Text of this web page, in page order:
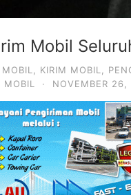
Mobil
KIRIM MOBIL
MOBIL
· NOVEMBER